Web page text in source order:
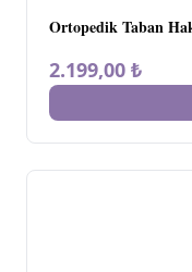
Ortopedik Taban
2.199,00 ₺